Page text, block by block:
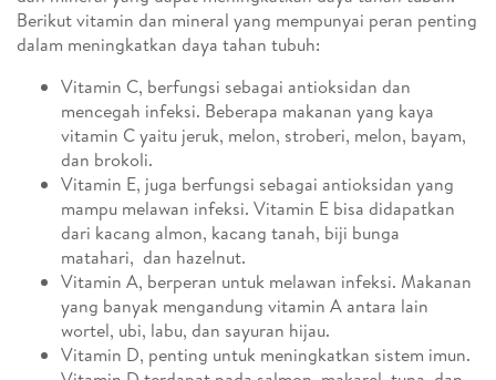
Berikut vitamin dan mineral yang mempunyai peran penting
dalam meningkatkan daya tahan tubuh:
Vitamin C, berfungsi sebagai antioksidan dan
mencegah infeksi. Beberapa makanan yang kaya
vitamin C yaitu jeruk, melon, stroberi, melon, bayam,
dan brokoli.
Vitamin E, juga berfungsi sebagai antioksidan yang
mampu melawan infeksi. Vitamin E bisa didapatkan
dari kacang almon, kacang tanah, biji bunga
matahari, dan hazelnut.
Vitamin A, berperan untuk melawan infeksi. Makanan
yang banyak mengandung vitamin A antara lain
wortel, ubi, labu, dan sayuran hijau.
Vitamin D, penting untuk meningkatkan sistem imun.